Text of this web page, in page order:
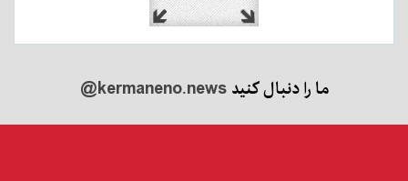
ما را دنبال کنید@kermaneno.news